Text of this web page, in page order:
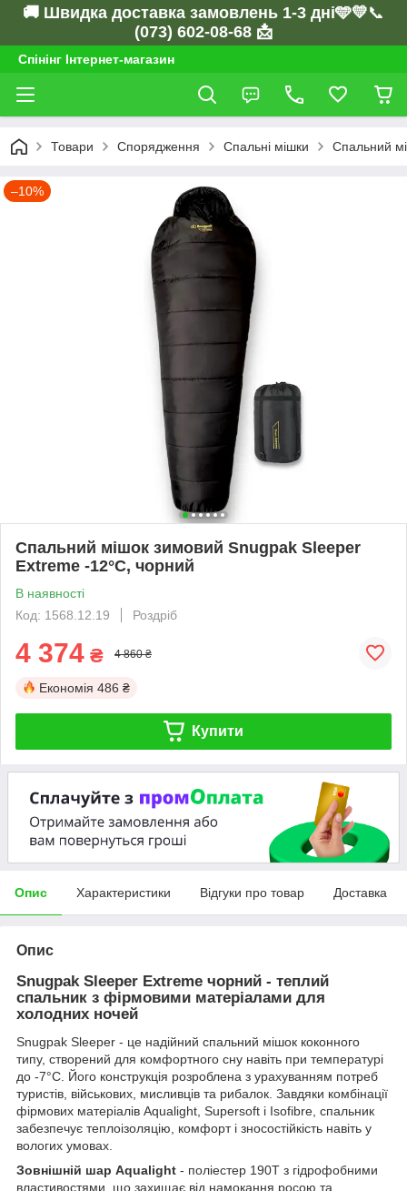
🚚 Швидка доставка замовлень 1-3 дні🩵💛📞
(073) 602-08-68 📩
Спінінг Інтернет-магазин
Товари Спорядження Спальні мішки Спальний
–10%
Спальний мішок зимовий Snugpak Sleeper
Extreme -12°C, чорний
В наявності
Код: 1568.12.19
Роздріб
4 374 ₴ 4 860 ₴
Економія 486 ₴
Купити
Опис Характеристики Відгуки про товар Доставка
Опис
Snugpak Sleeper Extreme чорний - теплий
спальник з фірмовими матеріалами для
холодних ночей
Snugpak Sleeper - це надійний спальний мішок коконного
типу, створений для комфортного сну навіть при температурі
до -7°C. Його конструкція розроблена з урахуванням потреб
туристів, військових, мисливців та рибалок. Завдяки комбінації
фірмових матеріалів Aqualight, Supersoft і Isofibre, спальник
забезпечує теплоізоляцію, комфорт і зносостійкість навіть у
вологих умовах.
Зовнішній шар Aqualight - поліестер 190T з гідрофобними
властивостями, що захищає від намокання росою та